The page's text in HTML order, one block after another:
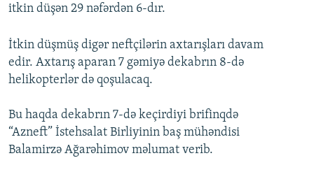
itkin düşən 29 nəfərdən 6-dır.
İtkin düşmüş digər neftçilərin axtarışları davam
edir. Axtarış aparan 7 gəmiyə dekabrın 8-də
helikopterlər də qoşulacaq.
Bu haqda dekabrın 7-də keçirdiyi brifinqdə
“Azneft” İstehsalat Birliyinin baş mühəndisi
Balamirzə Ağarəhimov məlumat verib.